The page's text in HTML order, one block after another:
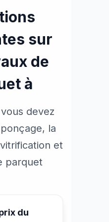
sur
de
à
devez
la
et
parquet
du